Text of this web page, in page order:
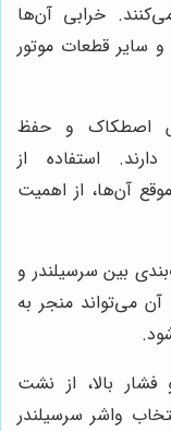
خرابی آن‌ها
سایر قطعات موتور
اصطکاک و حفظ
استفاده از
آن‌ها، از اهمیت
بین سرسیلندر و
آن می‌تواند منجر به
بالا، از نشت
واشر سرسیلندر